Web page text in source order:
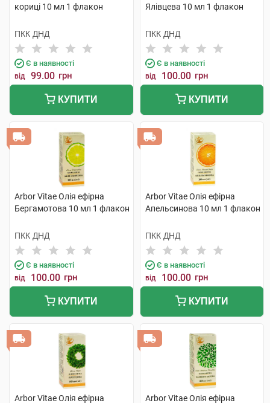
кориці 10 мл 1 флакон
ПКК ДНД
Є в наявності
від 99.00 грн
КУПИТИ
Ялівцева 10 мл 1 флакон
ПКК ДНД
Є в наявності
від 100.00 грн
КУПИТИ
Arbor Vitae Олія ефірна
Бергамотова 10 мл 1 флакон
ПКК ДНД
Є в наявності
від 100.00 грн
КУПИТИ
Arbor Vitae Олія ефірна
Апельсинова 10 мл 1 флакон
ПКК ДНД
Є в наявності
від 100.00 грн
КУПИТИ
Arbor Vitae Олія ефірна
Arbor Vitae Олія ефірна